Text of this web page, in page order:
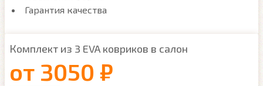
Гарантия качества
Комплект из 3 EVA ковриков в салон
от 3050 ₽